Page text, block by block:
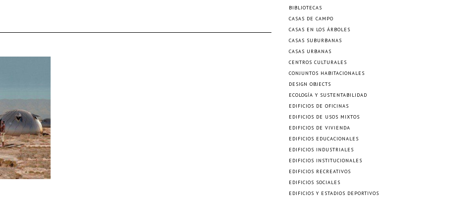
BIBLIOTECAS
CASAS DE CAMPO
CASAS EN LOS ÁRBOLES
CASAS SUBURBANAS
CASAS URBANAS
CENTROS CULTURALES
CONJUNTOS HABITACIONALES
DESIGN OBJECTS
ECOLOGÍA Y SUSTENTABILIDAD
EDIFICIOS DE OFICINAS
EDIFICIOS DE USOS MIXTOS
EDIFICIOS DE VIVIENDA
EDIFICIOS EDUCACIONALES
EDIFICIOS INDUSTRIALES
EDIFICIOS INSTITUCIONALES
EDIFICIOS RECREATIVOS
EDIFICIOS SOCIALES
EDIFICIOS Y ESTADIOS DEPORTIVOS